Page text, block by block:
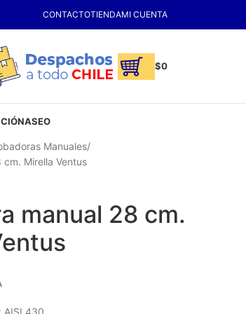
CONTACTOTIENDAMI CUENTA
$0
ASEO
Manuales
Mirella Ventus
manual 28 cm.
AISI 430.